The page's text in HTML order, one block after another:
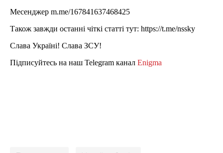
Месенджер m.me/167841637468425
Також завжди останні чіткі статті тут: https://t.me/nssky
Слава Україні! Слава ЗСУ!
Підписуйтесь на наш Telegram канал Enigma